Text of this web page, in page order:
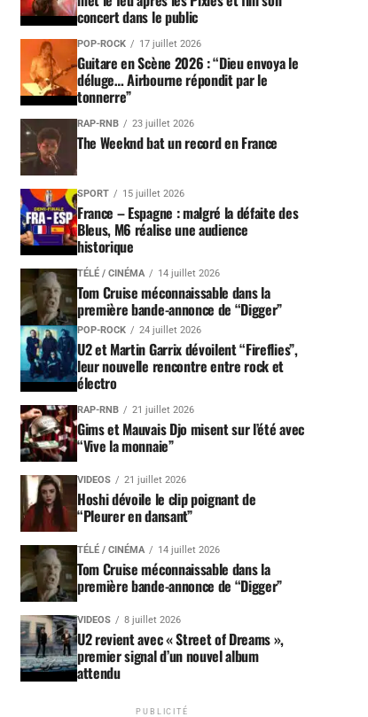
concert dans le public
POP-ROCK 17 juillet 2026
Guitare en Scène 2026 : “Dieu envoya le
déluge… Airbourne répondit par le
tonnerre”
RAP-RNB 23 juillet 2026
The Weeknd bat un record en France
SPORT 15 juillet 2026
France – Espagne : malgré la défaite des
Bleus, M6 réalise une audience
historique
TÉLÉ / CINÉMA 14 juillet 2026
Tom Cruise méconnaissable dans la
première bande-annonce de “Digger”
POP-ROCK 24 juillet 2026
U2 et Martin Garrix dévoilent “Fireflies”,
leur nouvelle rencontre entre rock et
électro
RAP-RNB 21 juillet 2026
Gims et Mauvais Djo misent sur l’été avec
“Vive la monnaie”
VIDEOS 21 juillet 2026
Hoshi dévoile le clip poignant de
“Pleurer en dansant”
TÉLÉ / CINÉMA 14 juillet 2026
Tom Cruise méconnaissable dans la
première bande-annonce de “Digger”
VIDEOS 8 juillet 2026
U2 revient avec « Street of Dreams »,
premier signal d’un nouvel album
attendu
PUBLICITÉ